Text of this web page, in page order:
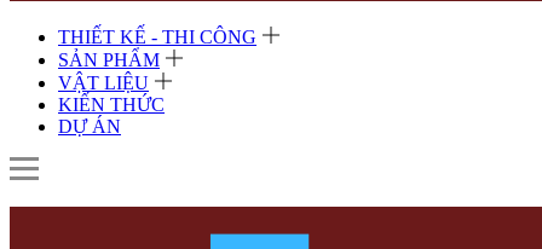
THIẾT KẾ - THI CÔNG
SẢN PHẨM
VẬT LIỆU
KIẾN THỨC
DỰ ÁN